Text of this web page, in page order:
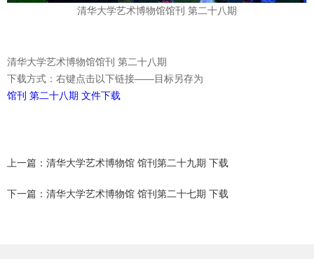
清华大学艺术博物馆馆刊 第二十八期
清华大学艺术博物馆馆刊 第二十八期
下载方式：右键点击以下链接——目标另存为
馆刊 第二十八期 文件下载
上一篇：清华大学艺术博物馆 馆刊第二十九期 下载
下一篇：清华大学艺术博物馆 馆刊第二十七期 下载